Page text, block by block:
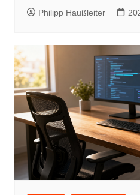
Philipp Haußleiter